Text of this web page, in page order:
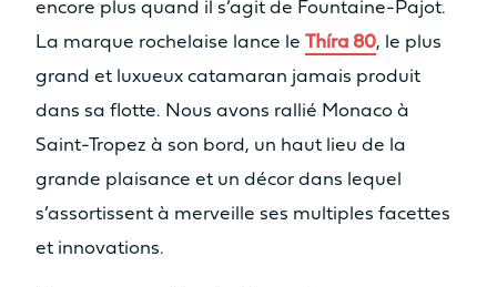
encore plus quand il s’agit de Fountaine-Pajot.
La marque rochelaise lance le Thíra 80, le plus
grand et luxueux catamaran jamais produit
dans sa flotte. Nous avons rallié Monaco à
Saint-Tropez à son bord, un haut lieu de la
grande plaisance et un décor dans lequel
s’assortissent à merveille ses multiples facettes
et innovations.
MOTORISATION STANDARD
2 x 20cv 2 x 30cv
2 x 40cv 2 x 57cv
MOTORISATION ODSEA+